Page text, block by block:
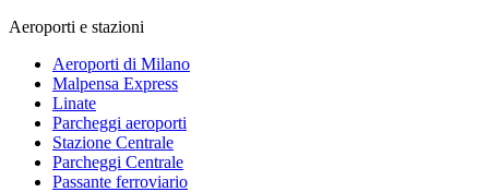
Aeroporti e stazioni
Aeroporti di Milano
Malpensa Express
Linate
Parcheggi aeroporti
Stazione Centrale
Parcheggi Centrale
Passante ferroviario